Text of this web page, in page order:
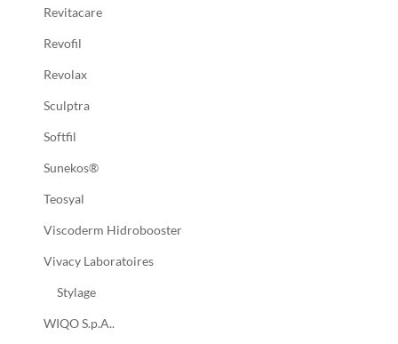
Revitacare
Revofil
Revolax
Sculptra
Softfil
Sunekos®
Teosyal
Viscoderm Hidrobooster
Vivacy Laboratoires
Stylage
WIQO S.p.A..